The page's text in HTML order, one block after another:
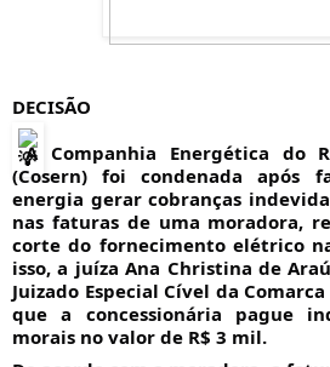
DECISÃO
A Companhia Energética do Rio Grande do Norte
(Cosern) foi condenada após
energia gerar cobranças
nas faturas de uma moradora,
corte do fornecimento elétrico
isso, a juíza Ana Christina de
Juizado Especial Cível da
que a concessionária pague
morais no valor de R$ 3 mil.